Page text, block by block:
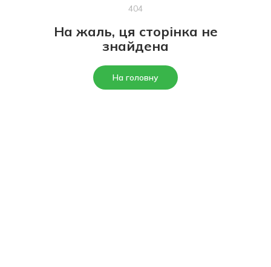
404
На жаль, ця сторінка не
знайдена
На головну